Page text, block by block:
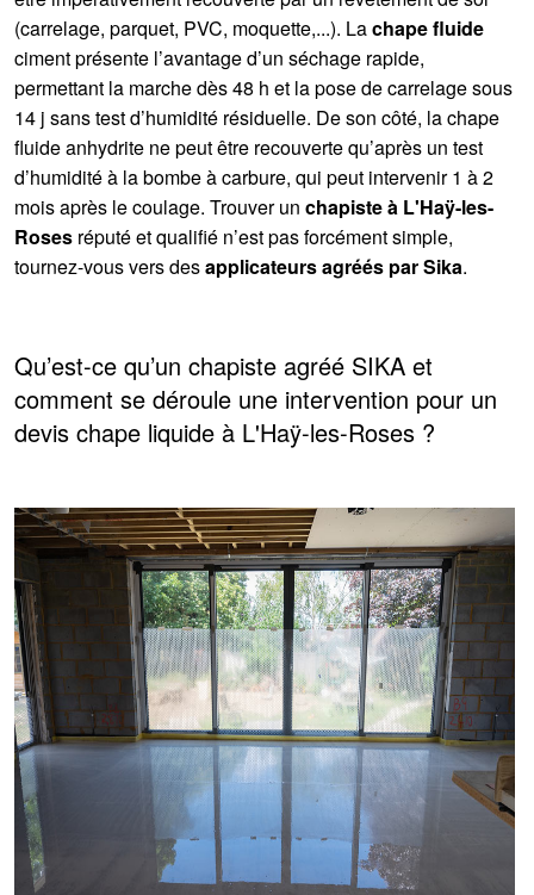
(carrelage, parquet, PVC, moquette,...). Lachape fluide
ciment présente l’avantage d’un séchage rapide,
permettant la marche dès 48 h et la pose de carrelage sous
14 j sans test d’humidité résiduelle. De son côté, la chape
fluide anhydrite ne peut être recouverte qu’après un test
d’humidité à la bombe à carbure, qui peut intervenir 1 à 2
mois après le coulage. Trouver un chapiste à L'Haÿ-les-
Roses réputé et qualifié n’est pas forcément simple,
tournez-vous vers desapplicateurs agréés par Sika.
Qu’est-ce qu’un chapiste agréé SIKA et
comment se déroule une intervention pour un
devis chape liquide à L'Haÿ-les-Roses ?